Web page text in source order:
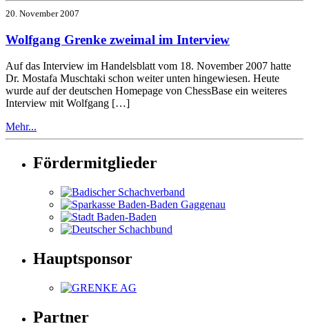
20. November 2007
Wolfgang Grenke zweimal im Interview
Auf das Interview im Handelsblatt vom 18. November 2007 hatte
Dr. Mostafa Muschtaki schon weiter unten hingewiesen. Heute
wurde auf der deutschen Homepage von ChessBase ein weiteres
Interview mit Wolfgang […]
Mehr...
Fördermitglieder
Hauptsponsor
Partner